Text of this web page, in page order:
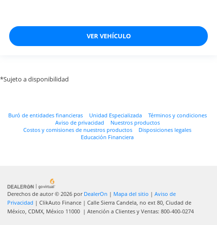
VER VEHÍCULO
*Sujeto a disponibilidad
Buró de entidades financieras Unidad Especializada
Términos y condiciones
Aviso de privacidad
Nuestros productos
Costos y comisiones de nuestros productos
Disposiciones legales
Educación Financiera
Derechos de autor © 2026 por DealerOn | Mapa del sitio | Aviso de
Privacidad | ClikAuto Finance | Calle Sierra Candela, no ext 80, Ciudad de
México, CDMX, México 11000 | Atención a Clientes y Ventas: 800-400-0274